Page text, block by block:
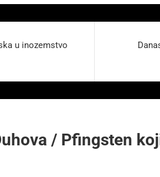
u inozemstvo
/ Pfingsten